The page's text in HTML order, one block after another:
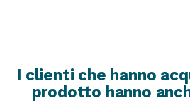
I clienti che hanno
prodotto hanno